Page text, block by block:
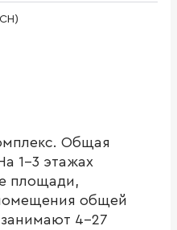
Общая
1-3 этажах
площади,
общей
4-27